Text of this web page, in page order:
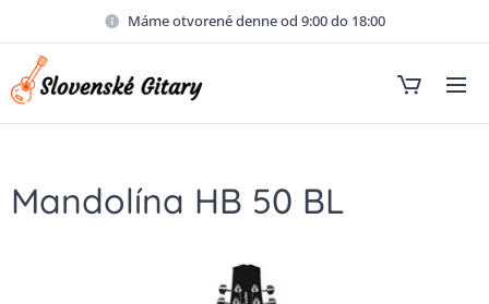
Máme otvorené denne od 9:00 do 18:00
Mandolína HB 50 BL